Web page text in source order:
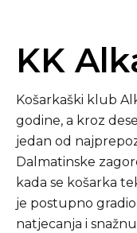
KK
Košarkaški klub
godine, a kroz
jedan od
Dalmatinske
kada se košarka
je postupno
natjecanja i